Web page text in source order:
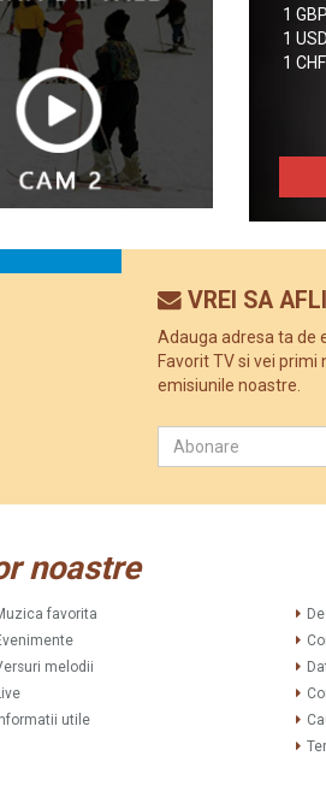
1 GBP
1 USD
1 CHF
VREI SA
Adauga adresa ta de
Favorit TV si vei
emisiunile noastre.
noastre
favorita
melodii
utile